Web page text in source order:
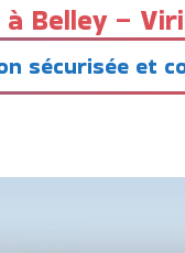
Belley –
sécurisée et